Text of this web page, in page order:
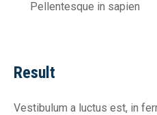
Pellentesque in sapien
Result
Vestibulum a luctus est, in